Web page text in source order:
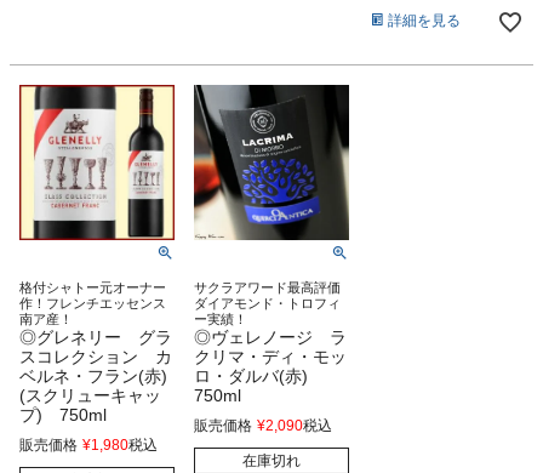
詳細を見る
格付シャトー元オーナー
作！フレンチエッセンス
南ア産！
◎グレネリー グラ
スコレクション カ
ベルネ・フラン(赤)
(スクリューキャッ
プ) 750ml
販売価格 ¥1,980税込
サクラアワード最高評価
ダイアモンド・トロフィ
ー実績！
◎ヴェレノージ ラ
クリマ・ディ・モッ
ロ・ダルバ(赤)
750ml
販売価格 ¥2,090税込
在庫切れ